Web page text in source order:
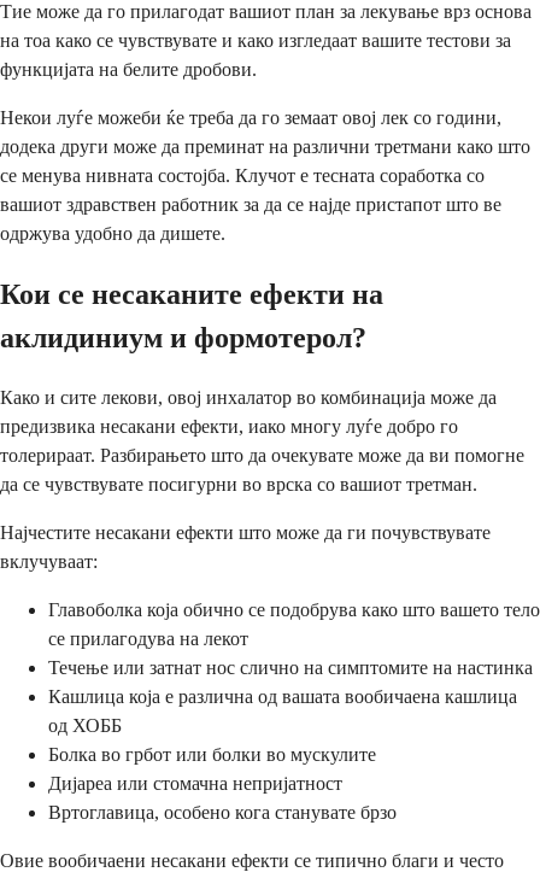
Тие може да го прилагодат вашиот план за лекување врз основа
на тоа како се чувствувате и како изгледаат вашите тестови за
функцијата на белите дробови.
Некои луѓе можеби ќе треба да го земаат овој лек со години,
додека други може да преминат на различни третмани како што
се менува нивната состојба. Клучот е тесната соработка со
вашиот здравствен работник за да се најде пристапот што ве
одржува удобно да дишете.
Кои се несаканите ефекти на
аклидиниум и формотерол?
Како и сите лекови, овој инхалатор во комбинација може да
предизвика несакани ефекти, иако многу луѓе добро го
толерираат. Разбирањето што да очекувате може да ви помогне
да се чувствувате посигурни во врска со вашиот третман.
Најчестите несакани ефекти што може да ги почувствувате
вклучуваат:
Главоболка која обично се подобрува како што вашето тело
се прилагодува на лекот
Течење или затнат нос слично на симптомите на настинка
Кашлица која е различна од вашата вообичаена кашлица
од ХОББ
Болка во грбот или болки во мускулите
Дијареа или стомачна непријатност
Вртоглавица, особено кога станувате брзо
Овие вообичаени несакани ефекти се типично благи и често